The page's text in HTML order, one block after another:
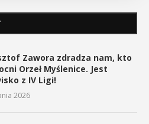
Zawora zdradza nam, kto
Orzeł Myślenice. Jest
z IV Ligi!
2026